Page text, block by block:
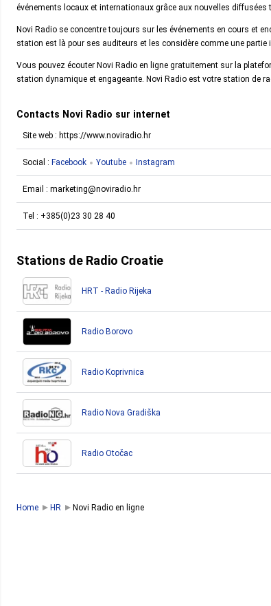
événements locaux et internationaux grâce aux nouvelles diffusées
Novi Radio se concentre toujours sur les événements en cours et
station est là pour ses auditeurs et les considère comme une partie
Vous pouvez écouter Novi Radio en ligne gratuitement sur la
station dynamique et engageante. Novi Radio est votre station de
Contacts Novi Radio sur internet
Site web : https://www.noviradio.hr
Social : Facebook Youtube Instagram
Email : marketing@noviradio.hr
Tel : +385(0)23 30 28 40
Stations de Radio Croatie
HRT - Radio Rijeka
Radio Borovo
Radio Koprivnica
Radio Nova Gradiška
Radio Otočac
Home HR Novi Radio en ligne